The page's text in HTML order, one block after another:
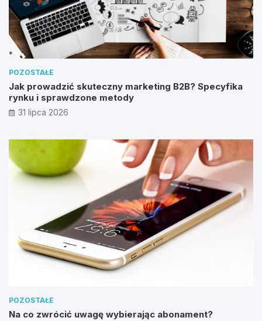
POZOSTAŁE
Jak prowadzić skuteczny marketing B2B? Specyfika
rynku i sprawdzone metody
31 lipca 2026
POZOSTAŁE
Na co zwrócić uwagę wybierając abonament?